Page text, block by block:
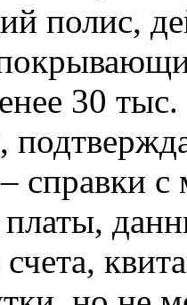
полис,
30 тыс.
справки с
платы,